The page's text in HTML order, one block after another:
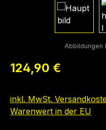
Regulärer Preis:
124,90 €
inkl. MwSt.
Warenwert in der EU